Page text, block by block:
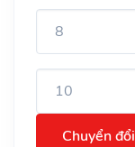
Chuyển đổi